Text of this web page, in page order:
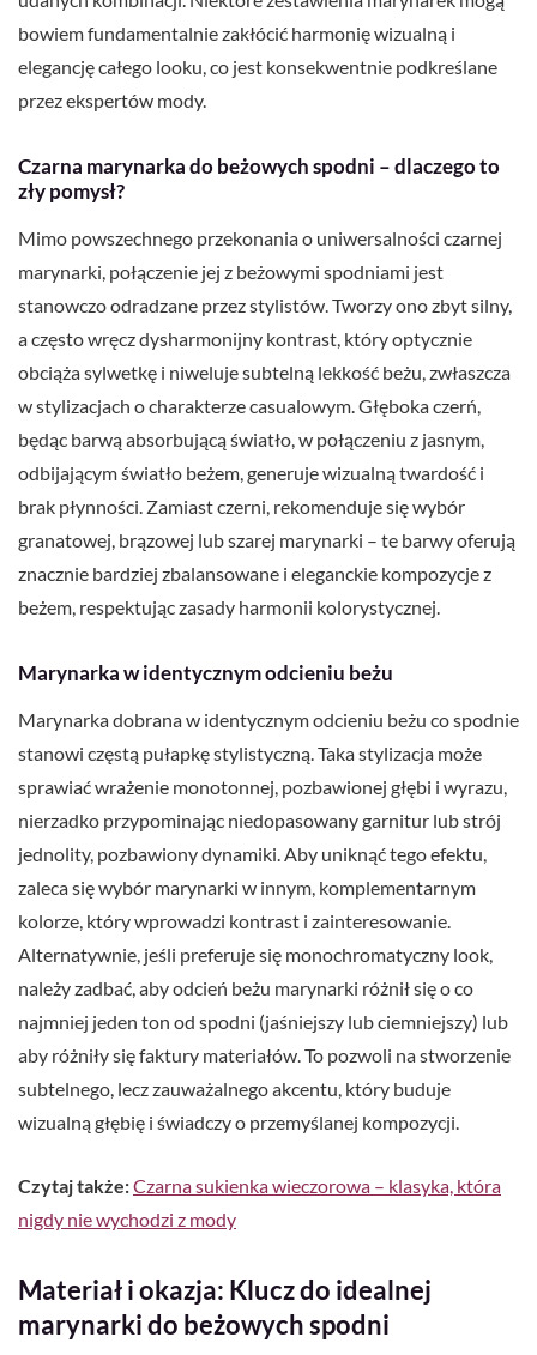
bowiem fundamentalnie zakłócić harmonię wizualną i
elegancję całego looku, co jest konsekwentnie podkreślane
przez ekspertów mody.
Czarna marynarka do beżowych spodni – dlaczego to
zły pomysł?
Mimo powszechnego przekonania o uniwersalności czarnej
marynarki, połączenie jej z beżowymi spodniami jest
stanowczo odradzane przez stylistów. Tworzy ono zbyt silny,
a często wręcz dysharmonijny kontrast, który optycznie
obciąża sylwetkę i niweluje subtelną lekkość beżu, zwłaszcza
w stylizacjach o charakterze casualowym. Głęboka czerń,
będąc barwą absorbującą światło, w połączeniu z jasnym,
odbijającym światło beżem, generuje wizualną twardość i
brak płynności. Zamiast czerni, rekomenduje się wybór
granatowej, brązowej lub szarej marynarki – te barwy oferują
znacznie bardziej zbalansowane i eleganckie kompozycje z
beżem, respektując zasady harmonii kolorystycznej.
Marynarka w identycznym odcieniu beżu
Marynarka dobrana w identycznym odcieniu beżu co spodnie
stanowi częstą pułapkę stylistyczną. Taka stylizacja może
sprawiać wrażenie monotonnej, pozbawionej głębi i wyrazu,
nierzadko przypominając niedopasowany garnitur lub strój
jednolity, pozbawiony dynamiki. Aby uniknąć tego efektu,
zaleca się wybór marynarki w innym, komplementarnym
kolorze, który wprowadzi kontrast i zainteresowanie.
Alternatywnie, jeśli preferuje się monochromatyczny look,
należy zadbać, aby odcień beżu marynarki różnił się o co
najmniej jeden ton od spodni (jaśniejszy lub ciemniejszy) lub
aby różniły się faktury materiałów. To pozwoli na stworzenie
subtelnego, lecz zauważalnego akcentu, który buduje
wizualną głębię i świadczy o przemyślanej kompozycji.
Czytaj także:Czarna sukienka wieczorowa – klasyka, która
nigdy nie wychodzi z mody
Materiał i okazja: Klucz do idealnej
marynarki do beżowych spodni